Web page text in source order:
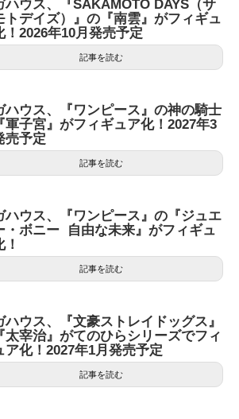
ハウス、『SAKAMOTO DAYS（サ
トデイズ）』の『南雲』がフィギュ
！2026年10月発売予定
記事を読む
ハウス、『ワンピース』の神の騎士
軍子宮』がフィギュア化！2027年3
売予定
記事を読む
ハウス、『ワンピース』の『ジュエ
・ボニー 自由な未来』がフィギュ
記事を読む
ハウス、『文豪ストレイドッグス』
太宰治』がてのひらシリーズでフィ
ア化！2027年1月発売予定
記事を読む